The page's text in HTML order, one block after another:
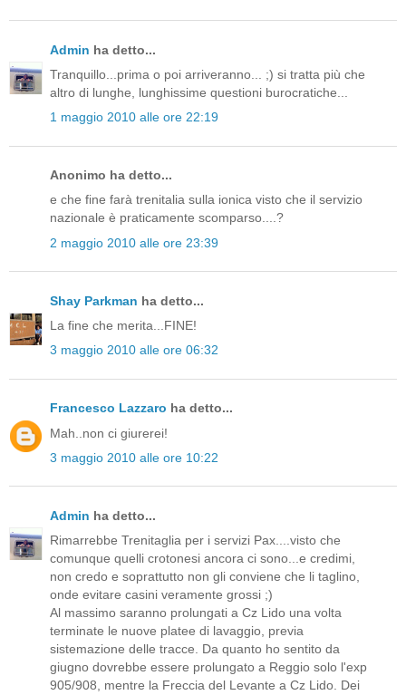
Admin ha detto...
Tranquillo...prima o poi arriveranno... ;) si tratta più che
altro di lunghe, lunghissime questioni burocratiche...
1 maggio 2010 alle ore 22:19
Anonimo ha detto...
e che fine farà trenitalia sulla ionica visto che il servizio
nazionale è praticamente scomparso....?
2 maggio 2010 alle ore 23:39
Shay Parkman ha detto...
La fine che merita...FINE!
3 maggio 2010 alle ore 06:32
Francesco Lazzaro ha detto...
Mah..non ci giurerei!
3 maggio 2010 alle ore 10:22
Admin ha detto...
Rimarrebbe Trenitaglia per i servizi Pax....visto che
comunque quelli crotonesi ancora ci sono...e credimi,
non credo e soprattutto non gli conviene che li taglino,
onde evitare casini veramente grossi ;)
Al massimo saranno prolungati a Cz Lido una volta
terminate le nuove platee di lavaggio, previa
sistemazione delle tracce. Da quanto ho sentito da
giugno dovrebbe essere prolungato a Reggio solo l'exp
905/908, mentre la Freccia del Levante a Cz Lido. Dei